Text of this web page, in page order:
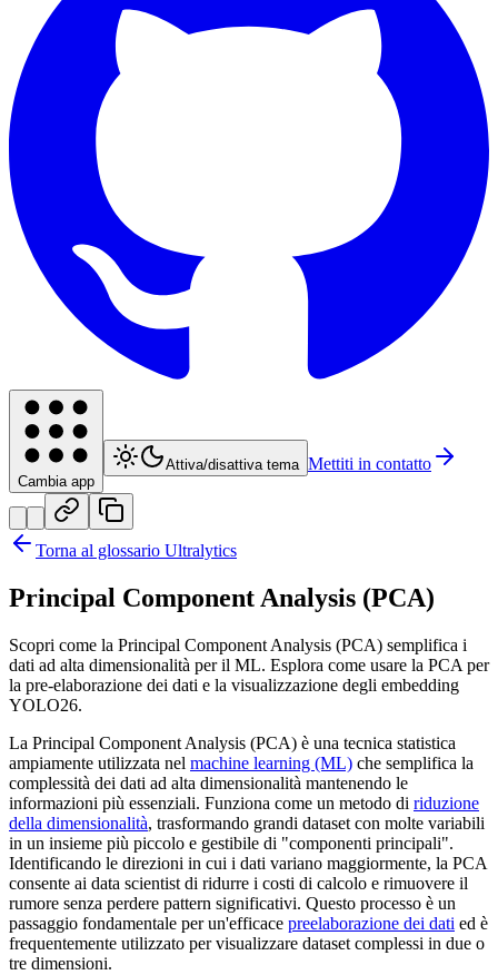
Cambia app
Attiva/disattiva tema Mettiti in contatto
Torna al glossario Ultralytics
Principal Component Analysis (PCA)
Scopri come la Principal Component Analysis (PCA) semplifica i
dati ad alta dimensionalità per il ML. Esplora come usare la PCA per
la pre-elaborazione dei dati e la visualizzazione degli embedding
YOLO26.
La Principal Component Analysis (PCA) è una tecnica statistica
ampiamente utilizzata nel machine learning (ML) che semplifica la
complessità dei dati ad alta dimensionalità mantenendo le
informazioni più essenziali. Funziona come un metodo di riduzione
della dimensionalità, trasformando grandi dataset con molte variabili
in un insieme più piccolo e gestibile di "componenti principali".
Identificando le direzioni in cui i dati variano maggiormente, la PCA
consente ai data scientist di ridurre i costi di calcolo e rimuovere il
rumore senza perdere pattern significativi. Questo processo è un
passaggio fondamentale per un'efficace preelaborazione dei dati ed è
frequentemente utilizzato per visualizzare dataset complessi in due o
tre dimensioni.